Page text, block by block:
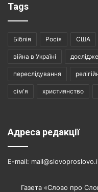
Tags
Біблія Росія США
війна в Україні
переслідування
сім'я християнство
Адреса редакції
E-mail:
Газета «Слово про